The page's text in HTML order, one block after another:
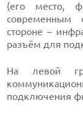
(его место,
современным
стороне –
разъём для
На левой
подключения